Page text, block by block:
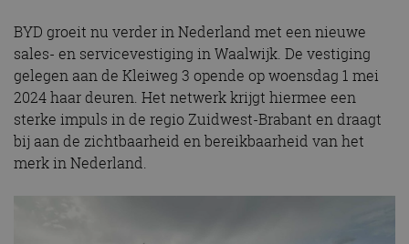
BYD groeit nu verder in Nederland met een nieuwe
sales- en servicevestiging in Waalwijk. De vestiging
gelegen aan de Kleiweg 3 opende op woensdag 1 mei
2024 haar deuren. Het netwerk krijgt hiermee een
sterke impuls in de regio Zuidwest-Brabant en draagt
bij aan de zichtbaarheid en bereikbaarheid van het
merk in Nederland.